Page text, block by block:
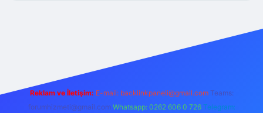
Reklam ve İletişim: E-mail: backlinkpaneli@gmail.com Teams:
forumhizmeti@gmail.com Whatsapp: 0262 606 0 726 Telegram: